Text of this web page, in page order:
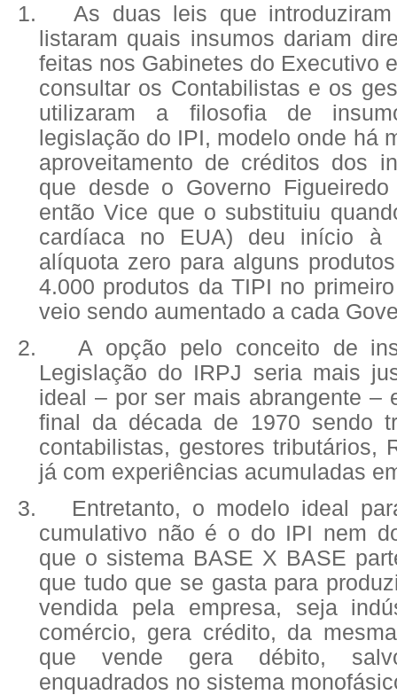
1.
As duas leis que
listaram quais insumos dariam
feitas nos Gabinetes do Executivo
consultar os Contabilistas e os
utilizaram a filosofia de
legislação do IPI, modelo onde há
aproveitamento de créditos dos
que desde o Governo
então Vice que o substituiu
cardíaca no EUA) deu início à
alíquota zero para alguns
4.000 produtos da TIPI no
veio sendo aumentado a cada
2.
A opção pelo conceito de
Legislação do IRPJ seria mais
ideal – por ser mais abrangente –
final da década de 1970 sendo
contabilistas, gestores tributários,
já com experiências acumuladas
3.
Entretanto, o modelo ideal
cumulativo não é o do IPI nem
que o sistema BASE X BASE
que tudo que se gasta para
vendida pela empresa, seja
comércio, gera crédito, da
que vende gera débito,
enquadrados no sistema